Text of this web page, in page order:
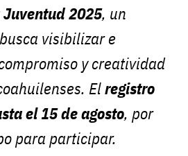
2025, un
visibilizar e
y creatividad
Elregistro
el 15 de agosto, por
para participar.